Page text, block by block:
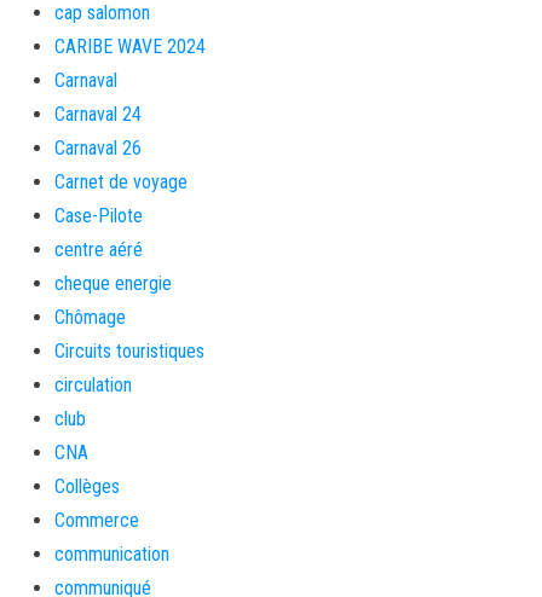
cap salomon
CARIBE WAVE 2024
Carnaval
Carnaval 24
Carnaval 26
Carnet de voyage
Case-Pilote
centre aéré
cheque energie
Chômage
Circuits touristiques
circulation
club
CNA
Collèges
Commerce
communication
communiqué